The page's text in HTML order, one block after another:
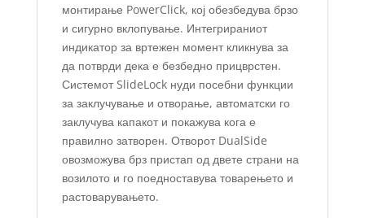
монтирање PowerClick, кој обезбедува брзо
и сигурно вклопување. Интегрираниот
индикатор за вртежен момент кликнува за
да потврди дека е безбедно прицврстен.
Системот SlideLock нуди посебни функции
за заклучување и отворање, автоматски го
заклучува капакот и покажува кога е
правилно затворен. Отворот DualSide
овозможува брз пристап од двете страни на
возилото и го поедноставува товарењето и
растоварувањето.